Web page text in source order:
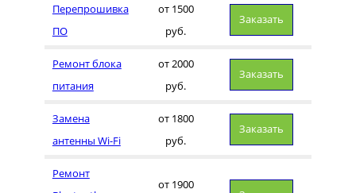
Перепрошивка
ПО
от 1500
руб.
Заказать
Ремонт блока
питания
от 2000
руб.
Заказать
Замена
антенны Wi-Fi
от 1800
руб.
Заказать
Ремонт
от 1900